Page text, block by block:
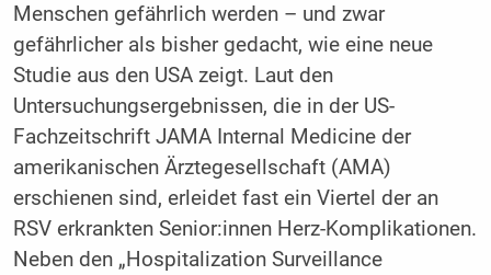
Menschen gefährlich werden – und zwar
gefährlicher als bisher gedacht, wie eine neue
Studie aus den USA zeigt. Laut den
Untersuchungsergebnissen, die in der US-
Fachzeitschrift JAMA Internal Medicine der
amerikanischen Ärztegesellschaft (AMA)
erschienen sind, erleidet fast ein Viertel der an
RSV erkrankten Senior:innen Herz-Komplikationen.
Neben den „Hospitalization Surveillance